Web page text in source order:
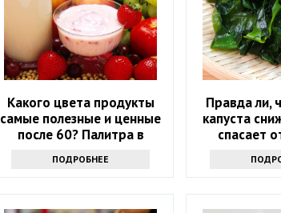
Какого цвета продукты
самые полезные и ценные
после 60? Палитра в
ПОДРОБНЕЕ
Правда ли,
капуста
спасает